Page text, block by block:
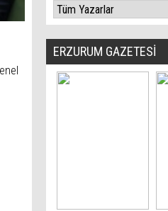
ERZURUM GAZETESİ